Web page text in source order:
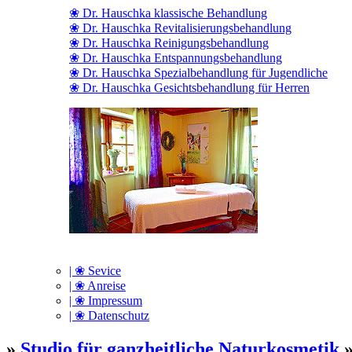
❀ Dr. Hauschka klassische Behandlung
❀ Dr. Hauschka Revitalisierungsbehandlung
❀ Dr. Hauschka Reinigungsbehandlung
❀ Dr. Hauschka Entspannungsbehandlung
❀ Dr. Hauschka Spezialbehandlung für Jugendliche
❀ Dr. Hauschka Gesichtsbehandlung für Herren
| ❀ Sevice
| ❀ Anreise
| ❀ Impressum
| ❀ Datenschutz